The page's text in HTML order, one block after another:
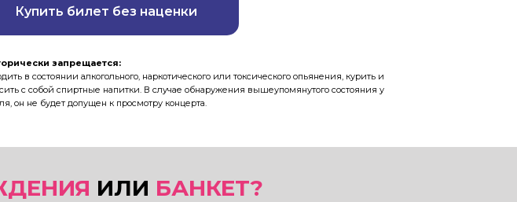
запрещается:
в состоянии алкогольного, наркотического или токсического опьянения, курить и
с собой спиртные напитки. В случае обнаружения вышеупомянутого состояния у
он не будет допущен к просмотру концерта.
Купить билет без наценки
ИЛИ БАНКЕТ?